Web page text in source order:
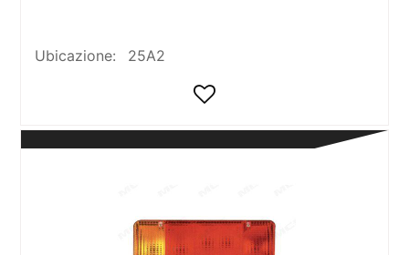
Ubicazione: 25A2